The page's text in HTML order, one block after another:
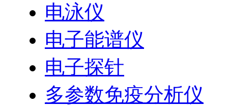
电泳仪
电子能谱仪
电子探针
多参数免疫分析仪